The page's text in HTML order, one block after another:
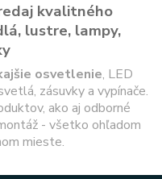
kvalitného
lustre, lampy,
osvetlenie, LED
zásuvky a vypínače.
ako aj odborné
- všetko ohľadom
mieste.